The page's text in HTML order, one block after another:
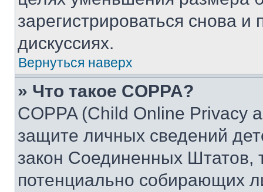
зарегистрироваться снова и
дискуссиях.
Вернуться наверх
» Что такое COPPA?
COPPA (Child Online Privacy
защите личных сведений
закон Соединенных Штатов,
потенциально собирающих